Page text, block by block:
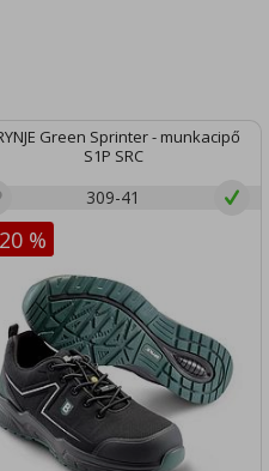
Green Sprinter - munkacipő
S1P SRC
309-41
%